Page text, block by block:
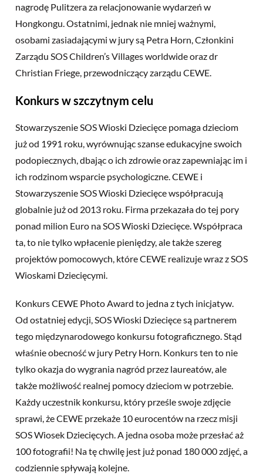
nagrodę Pulitzera za relacjonowanie wydarzeń w
Hongkongu. Ostatnimi, jednak nie mniej ważnymi,
osobami zasiadającymi w jury są Petra Horn, Członkini
Zarządu SOS Children’s Villages worldwide oraz dr
Christian Friege, przewodniczący zarządu CEWE.
Konkurs w szczytnym celu
Stowarzyszenie SOS Wioski Dziecięce pomaga dzieciom
już od 1991 roku, wyrównując szanse edukacyjne swoich
podopiecznych, dbając o ich zdrowie oraz zapewniając im i
ich rodzinom wsparcie psychologiczne. CEWE i
Stowarzyszenie SOS Wioski Dziecięce współpracują
globalnie już od 2013 roku. Firma przekazała do tej pory
ponad milion Euro na SOS Wioski Dziecięce. Współpraca
ta, to nie tylko wpłacenie pieniędzy, ale także szereg
projektów pomocowych, które CEWE realizuje wraz z SOS
Wioskami Dziecięcymi.
Konkurs CEWE Photo Award to jedna z tych inicjatyw.
Od ostatniej edycji, SOS Wioski Dziecięce są partnerem
tego międzynarodowego konkursu fotograficznego. Stąd
właśnie obecność w jury Petry Horn. Konkurs ten to nie
tylko okazja do wygrania nagród przez laureatów, ale
także możliwość realnej pomocy dzieciom w potrzebie.
Każdy uczestnik konkursu, który prześle swoje zdjęcie
sprawi, że CEWE przekaże 10 eurocentów na rzecz misji
SOS Wiosek Dziecięcych. A jedna osoba może przesłać aż
100 fotografii! Na tę chwilę jest już ponad 180 000 zdjęć, a
codziennie spływają kolejne.